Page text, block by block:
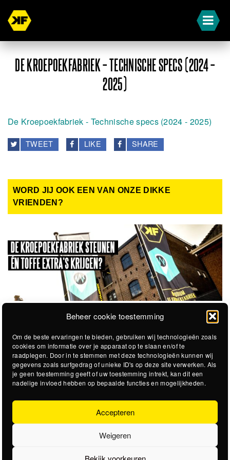
Beheer cookie toestemming
Om de beste ervaringen te bieden, gebruiken wij technologieën zoals
cookies om informatie over je apparaat op te slaan en/of te
raadplegen. Door in te stemmen met deze technologieën kunnen wij
gegevens zoals surfgedrag of unieke ID's op deze site verwerken. Als
je geen toestemming geeft of uw toestemming intrekt, kan dit een
nadelige invloed hebben op bepaalde functies en mogelijkheden.
Accepteren
Weigeren
DE KROEPOEKFABRIEK – TECHNISCHE SPECS (2024 –
2025)
De Kroepoekfabriek - Technische specs (2024 - 2025)
TWEET LIKE SHARE
WORD JIJ OOK EEN VAN ONZE DIKKE
VRIENDEN?